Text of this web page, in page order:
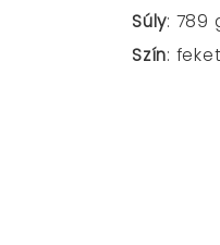
Súly: 789
Szín: